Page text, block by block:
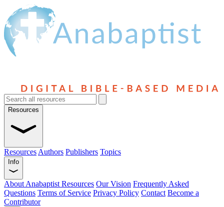
Resources
Resources Authors Publishers Topics
Info
About Anabaptist Resources Our Vision Frequently Asked
Questions Terms of Service Privacy Policy Contact Become a
Contributor